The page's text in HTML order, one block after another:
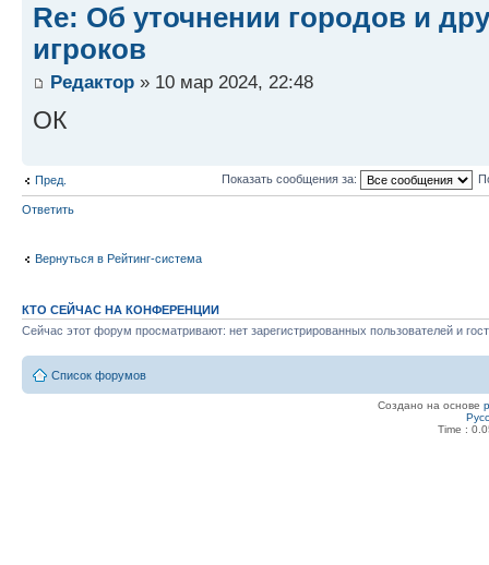
Re: Об уточнении городов и
игроков
Редактор » 10 мар 2024, 22:48
ОК
Пред. Показать сообщения за:
Ответить
Вернуться в Рейтинг-система
КТО СЕЙЧАС НА КОНФЕРЕНЦИИ
Сейчас этот форум просматривают: нет зарегистрированных пользователей и
Список форумов
Создано на основе
Time :